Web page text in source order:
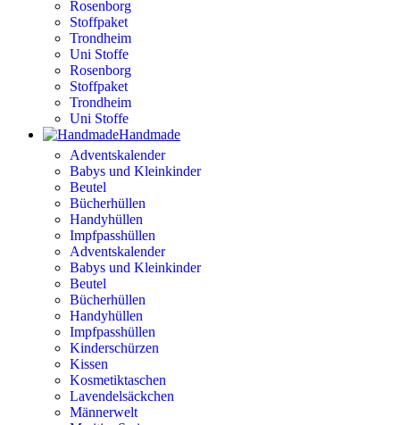
Rosenborg
Stoffpaket
Trondheim
Uni Stoffe
Rosenborg
Stoffpaket
Trondheim
Uni Stoffe
Handmade
Adventskalender
Babys und Kleinkinder
Beutel
Bücherhüllen
Handyhüllen
Impfpasshüllen
Adventskalender
Babys und Kleinkinder
Beutel
Bücherhüllen
Handyhüllen
Impfpasshüllen
Kinderschürzen
Kissen
Kosmetiktaschen
Lavendelsäckchen
Männerwelt